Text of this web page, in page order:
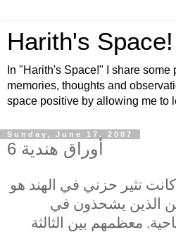
Harith's Space!
In "Harith's Space!" I share some
memories, thoughts and
space positive by allowing me to
Sunday, June 17, 2007
أوراق هندية 6
تثير حزني في الهند هو
الذين يشحذون في
معظمهم بين الثالثة